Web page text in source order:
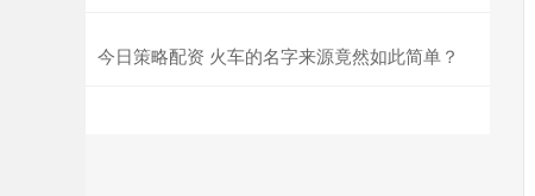
今日策略配资 火车的名字来源竟然如此简单？